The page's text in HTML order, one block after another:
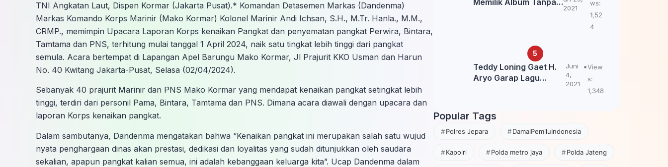
TNI Angkatan Laut, Dispen Kormar (Jakarta Pusat).* Komandan Detasemen Markas (Dandenma)
Markas Komando Korps Marinir (Mako Kormar) Kolonel Marinir Andi Ichsan, S.H., M.Tr. Hanla., M.M.,
CRMP., memimpin Upacara Laporan Korps kenaikan Pangkat dan penyematan pangkat Perwira, Bintara,
Tamtama dan PNS, terhitung mulai tanggal 1 April 2024, naik satu tingkat lebih tinggi dari pangkat
semula. Acara bertempat di Lapangan Apel Barungu Mako Kormar, Jl Prajurit KKO Usman dan Harun
No. 40 Kwitang Jakarta-Pusat, Selasa (02/04/2024).
Sebanyak 40 prajurit Marinir dan PNS Mako Kormar yang mendapat kenaikan pangkat setingkat lebih
tinggi, terdiri dari personil Pama, Bintara, Tamtama dan PNS. Dimana acara diawali dengan upacara dan
laporan Korps kenaikan pangkat.
Dalam sambutanya, Dandenma mengatakan bahwa “Kenaikan pangkat ini merupakan salah satu wujud
nyata penghargaan dinas akan prestasi, dedikasi dan loyalitas yang sudah ditunjukkan oleh saudara
sekalian, apapun pangkat kalian semua, ini adalah kebanggaan keluarga kita”. Ucap Dandenma dalam
Memilik Album Tanpa
2021
ws:
1,52
4
Teddy Loning Gaet H.
Aryo Garap Lagu
Juni
4,
2021
View
s:
1,348
Popular Tags
Polres Jepara DamaiPemiluIndonesia
Kapolri Polda metro jaya Polda Jateng